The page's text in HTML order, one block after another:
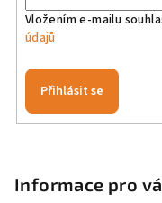
Vložením e-mailu
údajů
Přihlásit se
Informace pro